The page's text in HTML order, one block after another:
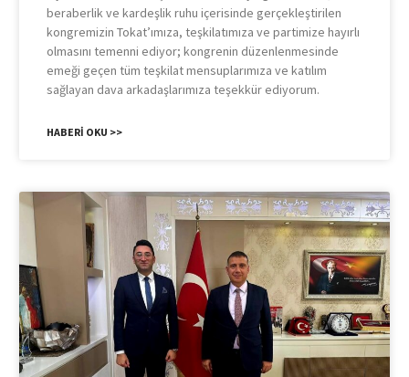
beraberlik ve kardeşlik ruhu içerisinde gerçekleştirilen
kongremizin Tokat’ımıza, teşkilatımıza ve partimize hayırlı
olmasını temenni ediyor; kongrenin düzenlenmesinde
emeği geçen tüm teşkilat mensuplarımıza ve katılım
sağlayan dava arkadaşlarımıza teşekkür ediyorum.
HABERI OKU >>